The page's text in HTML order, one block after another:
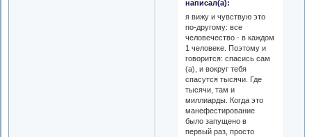
написал(а):
я вижу и чувствую это
по-другому: все
человечество - в каждом
1 человеке. Поэтому и
говорится: спасись сам
(а), и вокруг тебя
спасутся тысячи. Где
тысячи, там и
миллиарды. Когда это
манефестирование
было запущено в
первый раз, просто